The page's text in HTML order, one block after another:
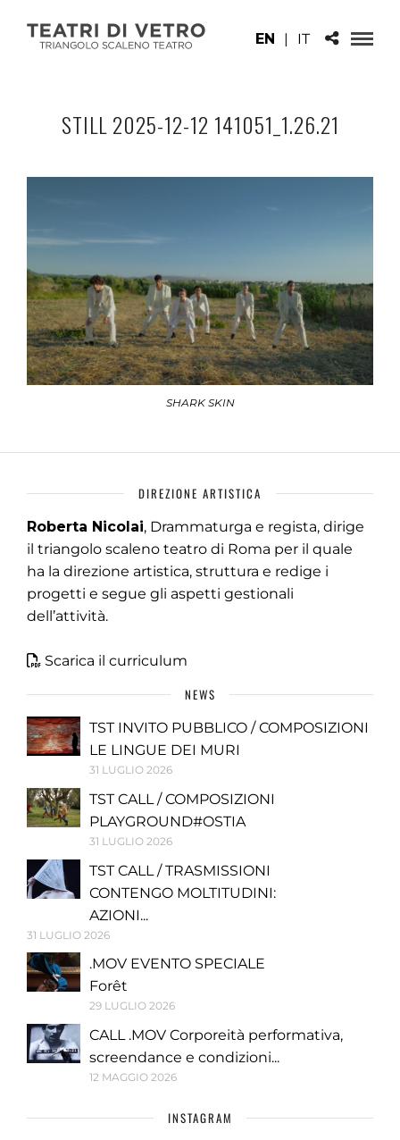
EN | IT
STILL 2025-12-12 141051_1.26.21
SHARK SKIN
DIREZIONE ARTISTICA
Roberta Nicolai, Drammaturga e regista, dirige
il triangolo scaleno teatro di Roma per il quale
ha la direzione artistica, struttura e redige i
progetti e segue gli aspetti gestionali
dell’attività.
Scarica il curriculum
NEWS
TST INVITO PUBBLICO / COMPOSIZIONI
LE LINGUE DEI MURI
31 LUGLIO 2026
TST CALL / COMPOSIZIONI
PLAYGROUND#OSTIA
31 LUGLIO 2026
TST CALL / TRASMISSIONI
CONTENGO MOLTITUDINI:
AZIONI...
31 LUGLIO 2026
.MOV EVENTO SPECIALE
Forêt
29 LUGLIO 2026
CALL .MOV Corporeità performativa,
screendance e condizioni...
12 MAGGIO 2026
INSTAGRAM